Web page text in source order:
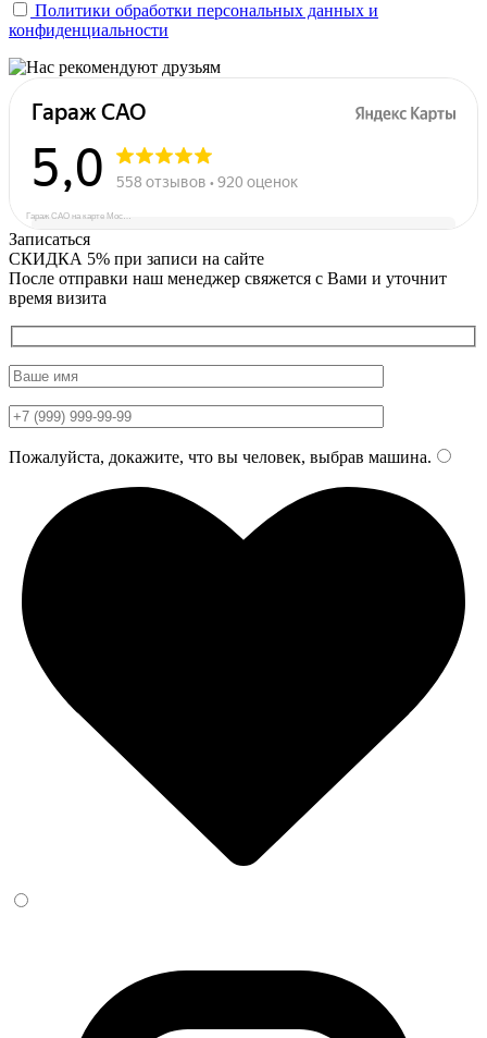
Политики обработки персональных данных и
конфиденциальности
Гараж САО на карте Москвы — Яндекс Карты
Записаться
СКИДКА 5% при записи на сайте
После отправки наш менеджер свяжется с Вами и уточнит
время визита
Пожалуйста, докажите, что вы человек, выбрав машина.